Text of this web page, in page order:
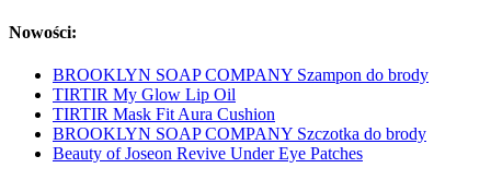
Nowości:
BROOKLYN SOAP COMPANY Szampon do brody
TIRTIR My Glow Lip Oil
TIRTIR Mask Fit Aura Cushion
BROOKLYN SOAP COMPANY Szczotka do brody
Beauty of Joseon Revive Under Eye Patches